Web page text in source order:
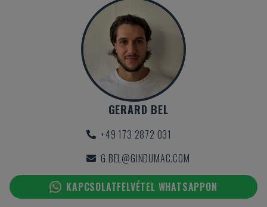
GERARD BEL
+49 173 2872 031
G.BEL@GINDUMAC.COM
KAPCSOLATFELVÉTEL WHATSAPPON